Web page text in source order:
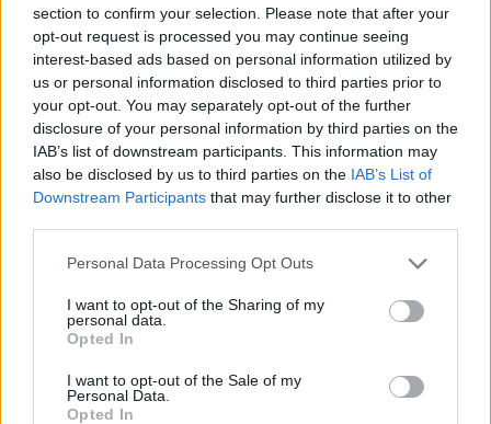
section to confirm your selection. Please note that after your
opt-out request is processed you may continue seeing
interest-based ads based on personal information utilized by
us or personal information disclosed to third parties prior to
your opt-out. You may separately opt-out of the further
disclosure of your personal information by third parties on the
IAB’s list of downstream participants. This information may
also be disclosed by us to third parties on the IAB’s List of
Downstream Participants that may further disclose it to other
Please note that this website/app uses one or more Google
not limited to your visit or usage behaviour. You may click to
grant or deny consent to Google and its third-party tags to
use your data for below specified purposes in below Google
consent section.
Personal Data Processing Opt Outs
I want to opt-out of the Sharing of my
personal data.
Opted In
I want to opt-out of the Sale of my
Personal Data.
Opted In
Netanjahupasaka stingru
“nē” Trampa atbalstītajam
Gazas joslas plānam